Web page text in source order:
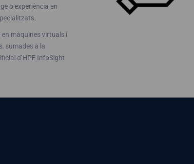
o experiència en
màquines virtuals i
sumades a la
d’HPE InfoSight